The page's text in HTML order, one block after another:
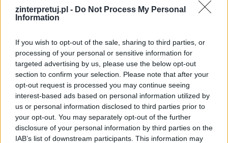
zinterpretuj.pl - Do Not Process My Personal
Information
If you wish to opt-out of the sale, sharing to third parties, or
processing of your personal or sensitive information for
targeted advertising by us, please use the below opt-out
section to confirm your selection. Please note that after your
opt-out request is processed you may continue seeing
interest-based ads based on personal information utilized by
us or personal information disclosed to third parties prior to
your opt-out. You may separately opt-out of the further
disclosure of your personal information by third parties on the
IAB’s list of downstream participants. This information may
czasie uczty, wśród przyjaciół we własnym
domu, wygłaszając drwiącą mowę na temat